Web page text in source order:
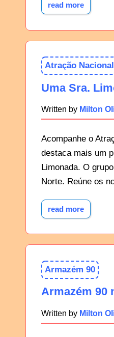
read more
Atração Nacional
Uma Sra.
Written by Milton
Acompanhe o
destaca mais um
Limonada. O
Norte. Reúne os
read more
Armazém 90
Armazém 90
Written by Milton